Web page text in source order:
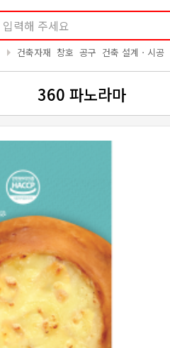
arrow_right 건축자재 창호 공구 건축 설계ㆍ시공
360 파노라마